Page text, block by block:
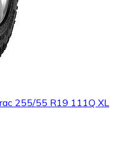
255/55 R19 111Q XL